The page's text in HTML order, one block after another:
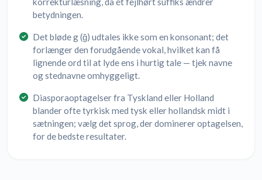
betydningen.
Det bløde g (ğ) udtales ikke som en konsonant; det
forlænger den forudgående vokal, hvilket kan få
lignende ord til at lyde ens i hurtig tale — tjek navne
og stednavne omhyggeligt.
Diasporaoptagelser fra Tyskland eller Holland
blander ofte tyrkisk med tysk eller hollandsk midt i
sætningen; vælg det sprog, der dominerer optagelsen,
for de bedste resultater.